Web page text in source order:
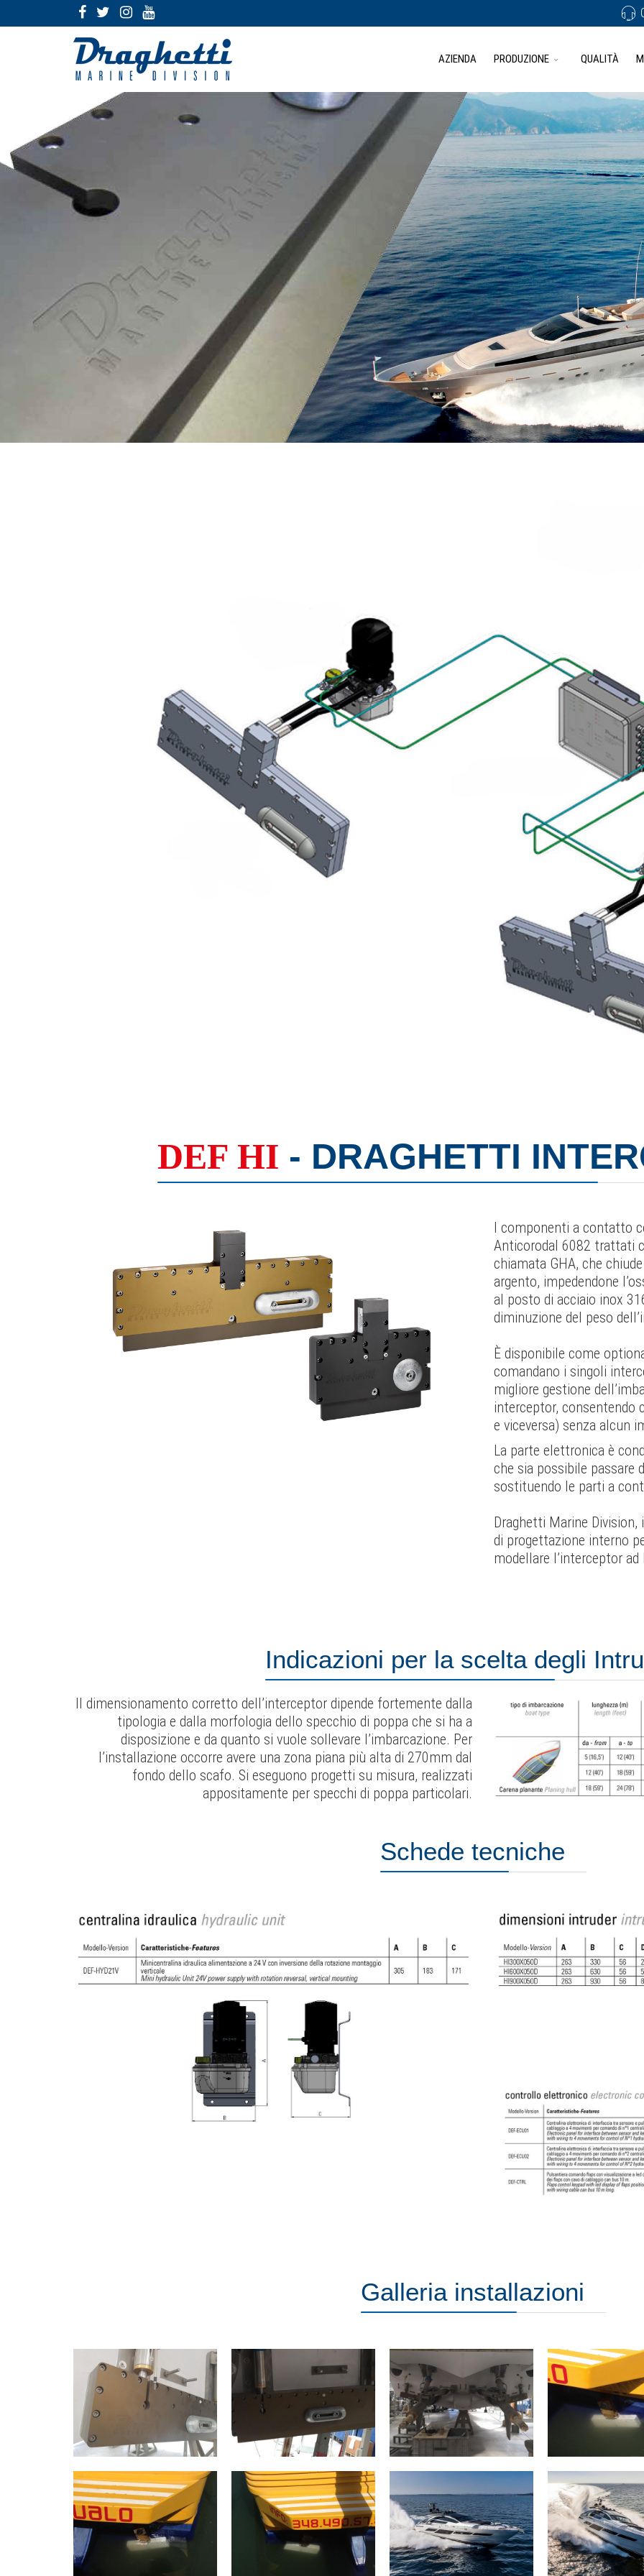
AZIENDA PRODUZIONE QUALITÀ
DEF HI - DRAGHETTI
I componenti a contatto
Anticorodal 6082 trattati
chiamata GHA, che
argento, impedendone
al posto di acciaio inox
diminuzione del peso
È disponibile come
comandano i singoli
migliore gestione
interceptor, consentendo
e viceversa) senza alcun
La parte elettronica è
che sia possibile passare
sostituendo le parti a
Draghetti Marine
di progettazione interno
modellare l’interceptor
Indicazioni per la scelta degli
Il dimensionamento corretto dell’interceptor dipende fortemente dalla
tipologia e dalla morfologia dello specchio di poppa che si ha a
disposizione e da quanto si vuole sollevare l’imbarcazione. Per
l’installazione occorre avere una zona piana più alta di 270mm dal
fondo dello scafo. Si eseguono progetti su misura, realizzati
appositamente per specchi di poppa particolari.
Schede tecniche
Galleria installazioni